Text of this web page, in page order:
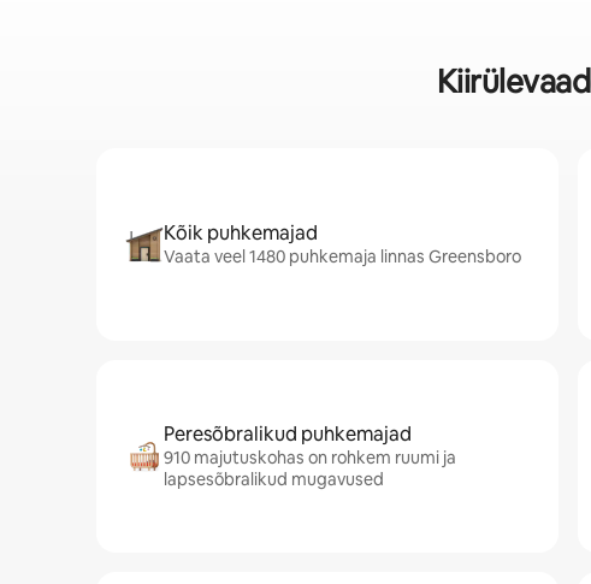
Kõik puhkemajad
Vaata veel 1480 puhkemaja linnas Greensboro
Peresõbralikud puhkemajad
910 majutuskohas on rohkem ruumi ja
lapsesõbralikud mugavused